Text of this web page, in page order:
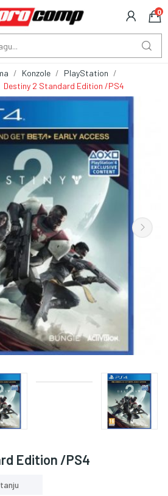
0
Konzole
PlayStation
Destiny 2 Standard Edition /PS4
Edition /PS4